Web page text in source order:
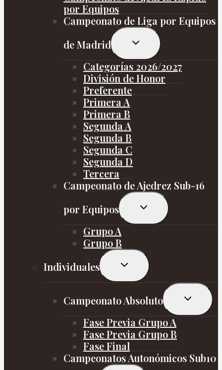
por Equipos
Campeonato de Liga por Equipos
de Madrid
Alternar
Categorías 2026/2027
División de Honor
Preferente
Primera A
Primera B
Segunda A
Segunda B
Segunda C
Segunda D
Tercera
Campeonato de Ajedrez Sub-16
por Equipos
Alternar
Grupo A
Grupo B
Individuales
Alternar
Campeonato Absoluto
Alternar
Fase Previa Grupo A
Fase Previa Grupo B
Fase Final
Campeonatos Autonómicos Sub10